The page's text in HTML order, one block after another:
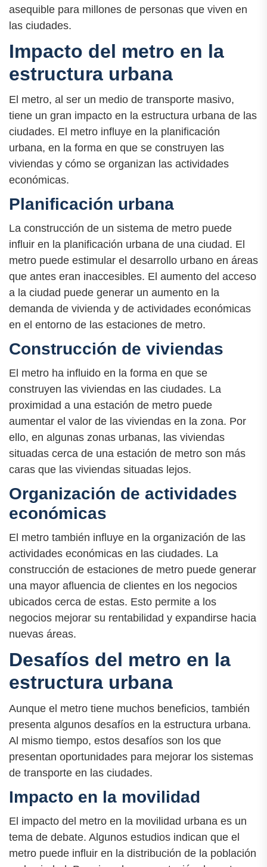
asequible para millones de personas que viven en
las ciudades.
Impacto del metro en la
estructura urbana
El metro, al ser un medio de transporte masivo,
tiene un gran impacto en la estructura urbana de las
ciudades. El metro influye en la planificación
urbana, en la forma en que se construyen las
viviendas y cómo se organizan las actividades
económicas.
Planificación urbana
La construcción de un sistema de metro puede
influir en la planificación urbana de una ciudad. El
metro puede estimular el desarrollo urbano en áreas
que antes eran inaccesibles. El aumento del acceso
a la ciudad puede generar un aumento en la
demanda de vivienda y de actividades económicas
en el entorno de las estaciones de metro.
Construcción de viviendas
El metro ha influido en la forma en que se
construyen las viviendas en las ciudades. La
proximidad a una estación de metro puede
aumentar el valor de las viviendas en la zona. Por
ello, en algunas zonas urbanas, las viviendas
situadas cerca de una estación de metro son más
caras que las viviendas situadas lejos.
Organización de actividades
económicas
El metro también influye en la organización de las
actividades económicas en las ciudades. La
construcción de estaciones de metro puede generar
una mayor afluencia de clientes en los negocios
ubicados cerca de estas. Esto permite a los
negocios mejorar su rentabilidad y expandirse hacia
nuevas áreas.
Desafíos del metro en la
estructura urbana
Aunque el metro tiene muchos beneficios, también
presenta algunos desafíos en la estructura urbana.
Al mismo tiempo, estos desafíos son los que
presentan oportunidades para mejorar los sistemas
de transporte en las ciudades.
Impacto en la movilidad
El impacto del metro en la movilidad urbana es un
tema de debate. Algunos estudios indican que el
metro puede influir en la distribución de la población